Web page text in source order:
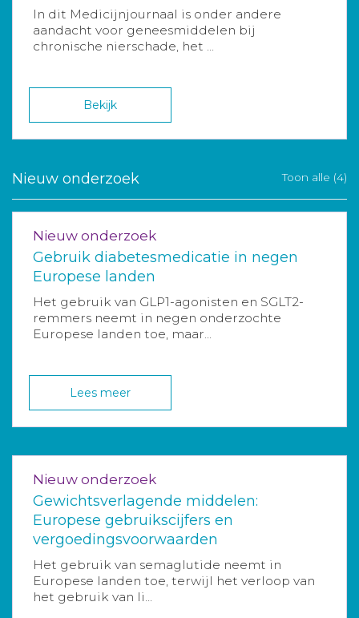
In dit Medicijnjournaal is onder andere
aandacht voor geneesmiddelen bij
chronische nierschade, het ...
Bekijk
Nieuw onderzoek Toon alle (4)
Nieuw onderzoek
Gebruik diabetesmedicatie in negen
Europese landen
Het gebruik van GLP1-agonisten en SGLT2-
remmers neemt in negen onderzochte
Europese landen toe, maar...
Lees meer
Nieuw onderzoek
Gewichtsverlagende middelen:
Europese gebruikscijfers en
vergoedingsvoorwaarden
Het gebruik van semaglutide neemt in
Europese landen toe, terwijl het verloop van
het gebruik van li...